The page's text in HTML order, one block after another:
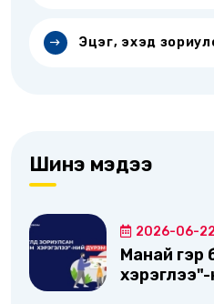
Эцэг, эхэд
Шинэ мэдээ
2026-06-22
Манай гэр
хэрэглээ"-